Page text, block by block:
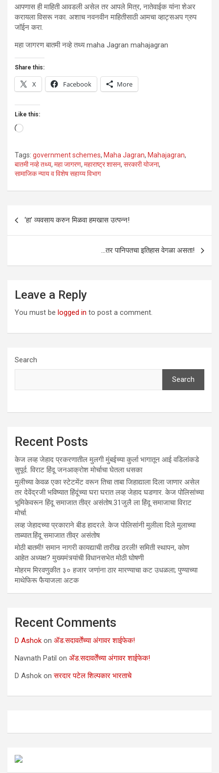
आपणास ही माहिती आवडली असेल तर आपले मित्र, नातेवाईक यांना शेअर
करायला विसरू नका. अशाच नवनवीन माहितीसाठी आमचा व्हाट्सअप ग्रुप
जॉईन करा.
महा जागरण बातमी नव्हे तथ्य maha Jagran mahajagran
Share this:
X Facebook More
Like this:
Loading…
Tags: government schemes, Maha Jagran, Mahajagran,
बातमी नव्हे तथ्य, महा जागरण, महाराष्ट्र शासन, सरकारी योजना,
सामाजिक न्याय व विशेष सहाय्य विभाग
‘हा’ व्यवसाय करुन मिळवा हमखास उत्पन्न!
…तर पानिपतचा इतिहास वेगळा असता!
Leave a Reply
You must be logged in to post a comment.
Search
Search
Recent Posts
केज लव्ह जेहाद प्रकरणातील मुलगी मुंबईच्या कुर्ला भागातून आई वडिलांकडे
सुपूर्द. विराट हिंदू जनआक्रोश मोर्चाचा घेतला धसका
मुलीच्या केवळ एका स्टेटमेंट वरून तिचा ताबा जिहाद्याला दिला जाणार असेल
तर देवेंद्रजी भविष्यात हिंदूंच्या घरा घरात लव्ह जेहाद घडणार. केज पोलिसांच्या
भूमिकेवरून हिंदू समाजात तीव्र असंतोष.31जुलै ला हिंदू समाजाचा विराट
मोर्चा.
लव्ह जेहादच्या प्रकाराने बीड हादरले. केज पोलिसांनी मुलीला दिले मुलाच्या
ताब्यात.हिंदू समाजात तीव्र असंतोष
मोठी बातमी! समान नागरी कायद्याची तारीख ठरली! समिती स्थापन, कोण
आहेत अध्यक्ष? मुख्यमंत्र्यांची विधानसभेत मोठी घोषणी
मोहरम मिरवणुकीत ३० हजार जणांना ठार मारण्‍याचा कट उधळला; पुण्‍याच्‍या
माथेफिरू फैयाजला अटक
Recent Comments
D Ashok on ॲड.सदावर्तेंच्या अंगावर शाईफेक!
Navnath Patil on ॲड.सदावर्तेंच्या अंगावर शाईफेक!
D Ashok onसरदार पटेल शिल्पकार भारताचे